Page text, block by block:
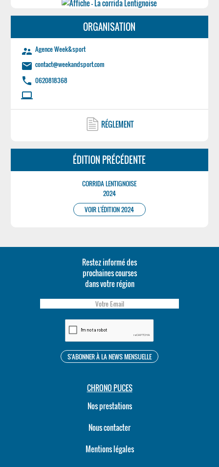
ORGANISATION
supervisor_account Agence Week&sport
email contact@weekandsport.com
phone 0620818368
laptop
RÉGLEMENT
ÉDITION PRÉCÉDENTE
CORRIDA LENTIGNOISE
2024
VOIR L'ÉDITION 2024
Restez informé des
prochaines courses
dans votre région
CHRONO PUCES
Nos prestations
Nous contacter
Mentions légales